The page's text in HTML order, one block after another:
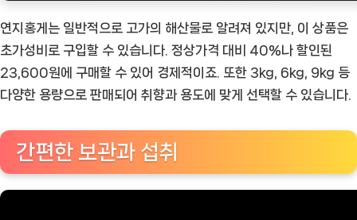
연지홍게는 일반적으로 고가의 해산물로 알려져 있지만, 이 상품은
초가성비로 구입할 수 있습니다. 정상가격 대비 40%나 할인된
23,600원에 구매할 수 있어 경제적이죠. 또한 3kg, 6kg, 9kg 등
다양한 용량으로 판매되어 취향과 용도에 맞게 선택할 수 있습니다.
간편한 보관과 섭취